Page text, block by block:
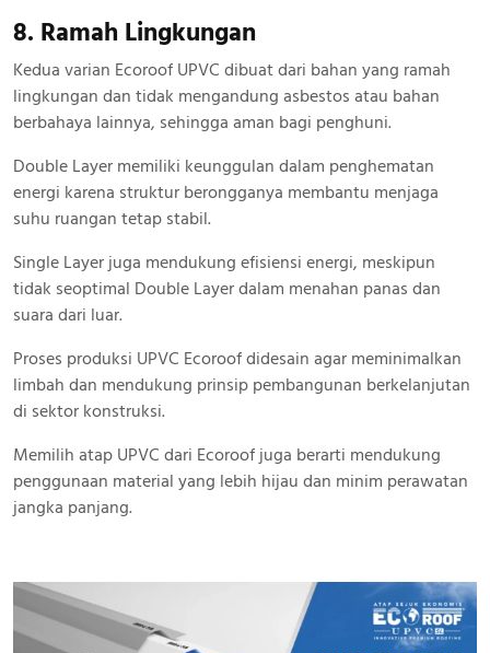
8. Ramah Lingkungan
Kedua varian Ecoroof UPVC dibuat dari bahan yang ramah
lingkungan dan tidak mengandung asbestos atau bahan
berbahaya lainnya, sehingga aman bagi penghuni.
Double Layer memiliki keunggulan dalam penghematan
energi karena struktur berongganya membantu menjaga
suhu ruangan tetap stabil.
Single Layer juga mendukung efisiensi energi, meskipun
tidak seoptimal Double Layer dalam menahan panas dan
suara dari luar.
Proses produksi UPVC Ecoroof didesain agar meminimalkan
limbah dan mendukung prinsip pembangunan berkelanjutan
di sektor konstruksi.
Memilih atap UPVC dari Ecoroof juga berarti mendukung
penggunaan material yang lebih hijau dan minim perawatan
jangka panjang.